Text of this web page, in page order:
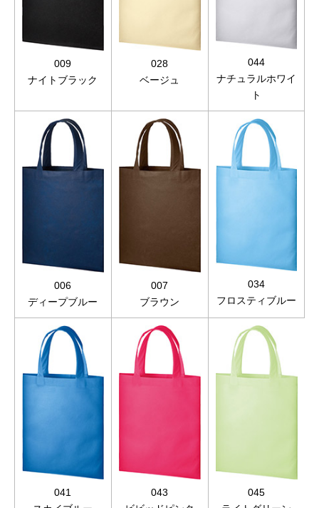
009
ナイトブラック
028
ベージュ
044
ナチュラルホワイ
ト
006
ディープブルー
007
ブラウン
034
フロスティブルー
041
043
045